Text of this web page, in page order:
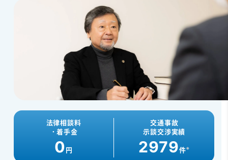
法律相談料
・着手金
0円
交通事故
示談交渉実績
2979件※